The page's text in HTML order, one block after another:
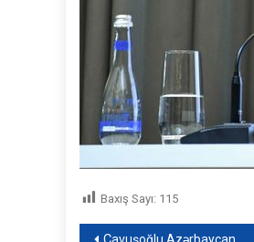
Baxış Sayı: 115